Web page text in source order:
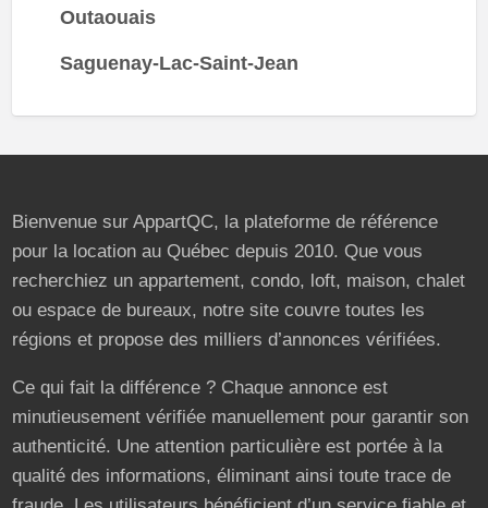
Outaouais
Saguenay-Lac-Saint-Jean
Bienvenue sur AppartQC, la plateforme de référence
pour la location au Québec depuis 2010. Que vous
recherchiez un appartement, condo, loft, maison, chalet
ou espace de bureaux, notre site couvre toutes les
régions et propose des milliers d’annonces vérifiées.
Ce qui fait la différence ? Chaque annonce est
minutieusement vérifiée manuellement pour garantir son
authenticité. Une attention particulière est portée à la
qualité des informations, éliminant ainsi toute trace de